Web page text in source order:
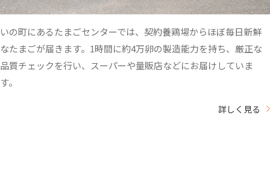
いの町にあるたまごセンターでは、契約養鶏場からほぼ毎日新鮮
なたまごが届きます。1時間に約4万卵の製造能力を持ち、厳正な
品質チェックを行い、スーパーや量販店などにお届けしていま
す。
詳しく見る